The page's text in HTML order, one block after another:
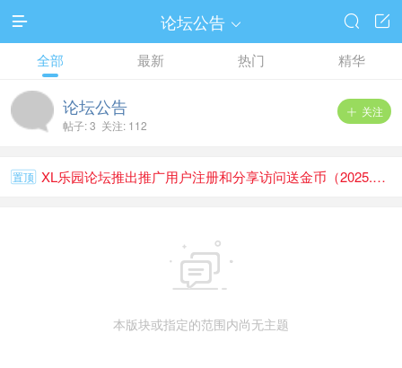
 论坛公告  

全部 最新 热门 精华
 关注
论坛公告
帖子: 3 关注: 112
置顶 XL乐园论坛推出推广用户注册和分享访问送金币（2025.1.1）

本版块或指定的范围内尚无主题